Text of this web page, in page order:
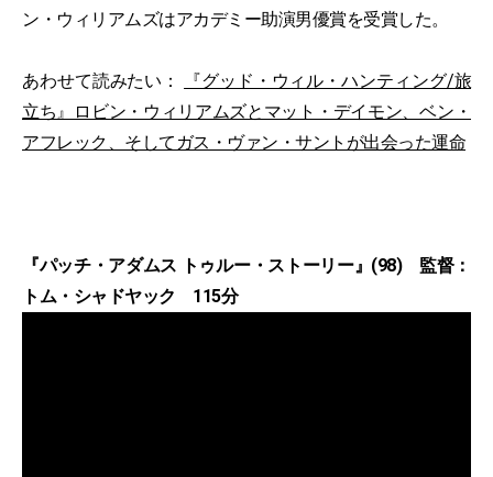
ン・ウィリアムズはアカデミー助演男優賞を受賞した。
あわせて読みたい：
『グッド・ウィル・ハンティング/旅
立ち』ロビン・ウィリアムズとマット・デイモン、ベン・
アフレック、そしてガス・ヴァン・サントが出会った運命
『パッチ・アダムス トゥルー・ストーリー』(98) 監督：
トム・シャドヤック 115分